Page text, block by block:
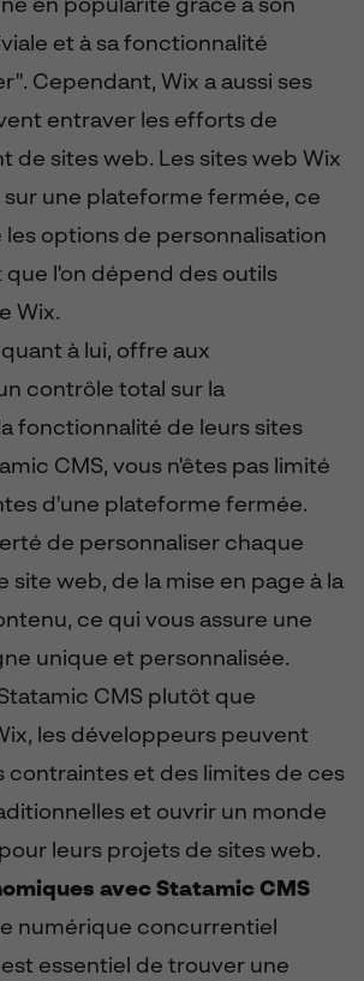
en popularité grâce à son
et à sa fonctionnalité
Cependant, Wix a aussi ses
entraver les efforts de
de sites web. Les sites web Wix
une plateforme fermée, ce
les options de personnalisation
que l'on dépend des outils
Wix.
à lui, offre aux
contrôle total sur la
fonctionnalité de leurs sites
CMS, vous n'êtes pas limité
d'une plateforme fermée.
de personnaliser chaque
site web, de la mise en page à la
ce qui vous assure une
unique et personnalisée.
CMS plutôt que
les développeurs peuvent
contraintes et des limites de ces
et ouvrir un monde
leurs projets de sites web.
avec Statamic CMS
numérique concurrentiel
essentiel de trouver une